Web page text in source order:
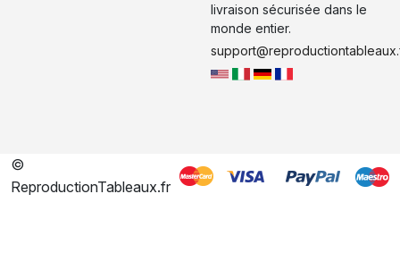
livraison sécurisée dans le
monde entier.
©
ReproductionTableaux.fr